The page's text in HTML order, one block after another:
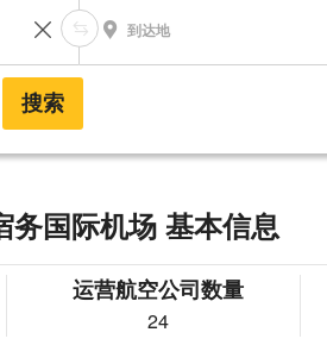
到达地
搜索
务国际机场 基本信息
运营航空公司数量
24